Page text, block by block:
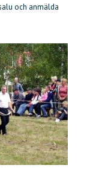
och anmälda